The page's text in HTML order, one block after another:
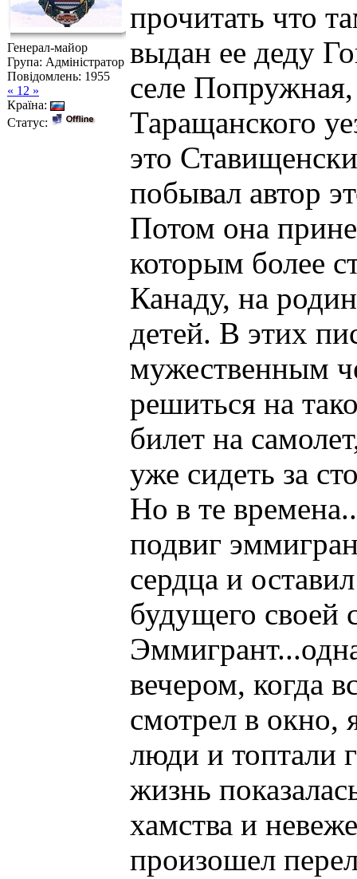
Генерал-майор
Група: Адміністратор
Повідомлень: 1955
« 12 »
Країна:
Статус:
прочитать что
выдан ее деду
селе
Таращанского
это
побывал автор
Потом она
которым более
Канаду, на
детей. В этих
мужественным
решиться на
билет на
уже сидеть за
Но в те
подвиг
сердца и
будущего своей
вечером, когда
смотрел в окно,
люди и топтали
жизнь
хамства и
произошел